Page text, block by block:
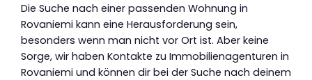
Die Suche nach einer passenden Wohnung in
Rovaniemi kann eine Herausforderung sein,
besonders wenn man nicht vor Ort ist. Aber keine
Sorge, wir haben Kontakte zu Immobilienagenturen in
Rovaniemi und können dir bei der Suche nach deinem